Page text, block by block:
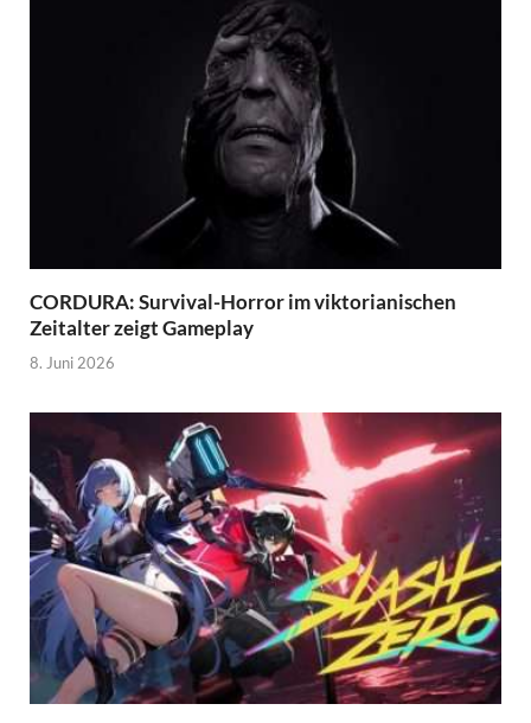
CORDURA: Survival-Horror im viktorianischen
Zeitalter zeigt Gameplay
8. Juni 2026